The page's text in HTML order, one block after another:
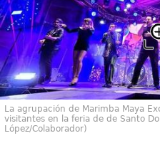
La agrupación de Marimba Maya
visitantes en la feria de de Santo
López/Colaborador)